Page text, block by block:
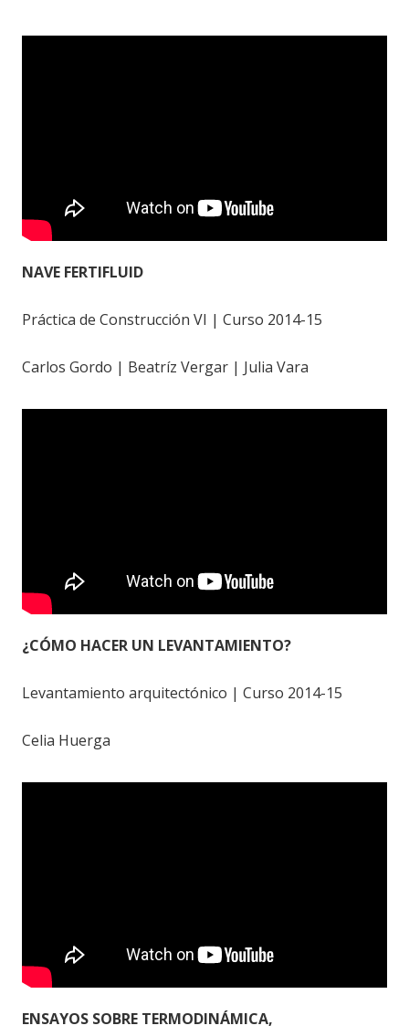
NAVE FERTIFLUID
Práctica de Construcción VI | Curso 2014-15
Carlos Gordo | Beatríz Vergar | Julia Vara
¿CÓMO HACER UN LEVANTAMIENTO?
Levantamiento arquitectónico | Curso 2014-15
Celia Huerga
ENSAYOS SOBRE TERMODINÁMICA,